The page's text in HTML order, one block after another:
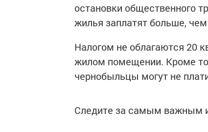
остановки общественного
жилья заплатят больше,
Налогом не облагаются 20
жилом помещении. Кроме
чернобыльцы могут не
Следите за самым важным